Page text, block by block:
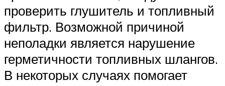
проверить глушитель и топливный
фильтр. Возможной причиной
неполадки является нарушение
герметичности топливных шлангов.
В некоторых случаях помогает